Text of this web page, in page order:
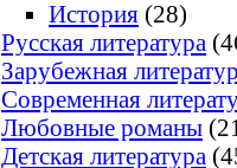
История (28)
Русская литература
Зарубежная
Современная
Любовные романы
Детская литература